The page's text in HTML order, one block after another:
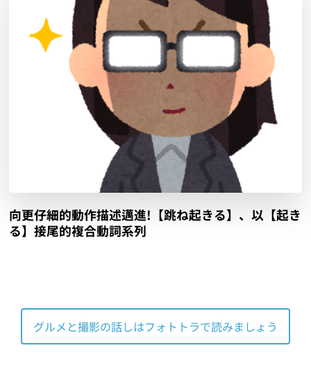
向更仔細的動作描述邁進!【跳ね起きる】、以【起き
る】接尾的複合動詞系列
グルメと撮影の話しはフォトトラで読みましょう